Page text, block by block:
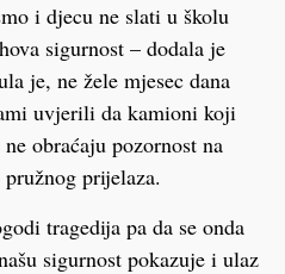
i djecu ne slati u školu
sigurnost – dodala je
je, ne žele mjesec dana
uvjerili da kamioni koji
obraćaju pozornost na
prijelaza.
tragedija pa da se onda
sigurnost pokazuje i ulaz